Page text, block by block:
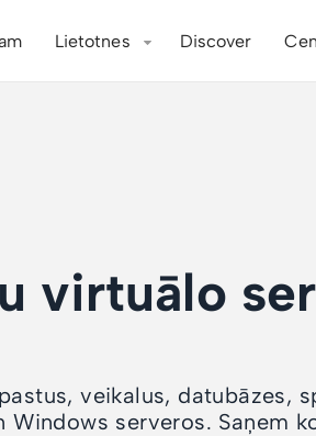
Lietotnes Discover
virtuālo
veikalus, datubāzes,
Windows serveros. Saņem